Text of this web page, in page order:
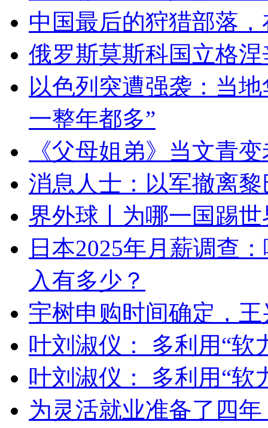
中国最后的狩猎部落
俄罗斯莫斯科国立格
以色列突遭强袭：当
一整年都多”
《父母姐弟》当文青
消息人士：以军撤离
界外球丨为哪一国踢
日本2025年月薪调查
入有多少？
宇树申购时间确定，
叶刘淑仪： 多利用“软
叶刘淑仪： 多利用“软
为灵活就业准备了四